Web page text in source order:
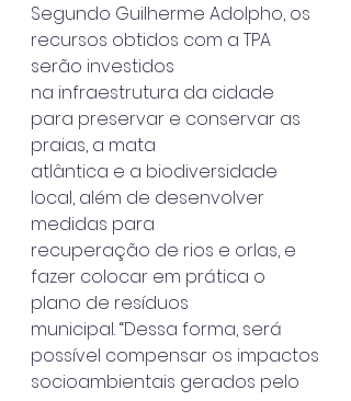
Segundo Guilherme Adolpho, os
recursos obtidos com a TPA
serão investidos
na infraestrutura da cidade
para preservar e conservar as
praias, a mata
atlântica e a biodiversidade
local, além de desenvolver
medidas para
recuperação de rios e orlas, e
fazer colocar em prática o
plano de resíduos
municipal. “Dessa forma, será
possível compensar os impactos
socioambientais gerados pelo